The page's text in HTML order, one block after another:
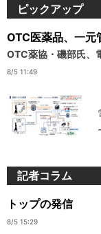
ピックアップ
OTC医薬品、一元
OTC薬協・磯部氏、
8/5 11:49
記者コラム
トップの発信
8/5 15:29